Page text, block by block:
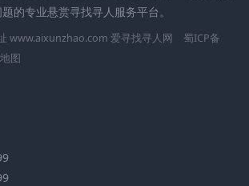
的专业悬赏寻找寻人服务平台。
www.aixunzhao.com 爱寻找寻人网
蜀ICP备
图